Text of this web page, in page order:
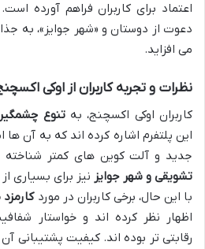
اعتماد برای کاربران فراهم آورده
دعوت از دوستان و «شهر جوایز»، به
می افزاید.
نظرات و تجربه کاربران از اوکی
کاربران اوکی اکسچنج، بهتنوع
این پلتفرم اشاره کرده اند که به آن
جدید و آلت کوین های کمتر
تشویقی و شهر جوایز نیز برای بسیاری
با این حال، برخی کاربران در مورد
اظهار نظر کرده اند و خواستار
رقابتی تر بوده اند. کیفیت پشتیبانی